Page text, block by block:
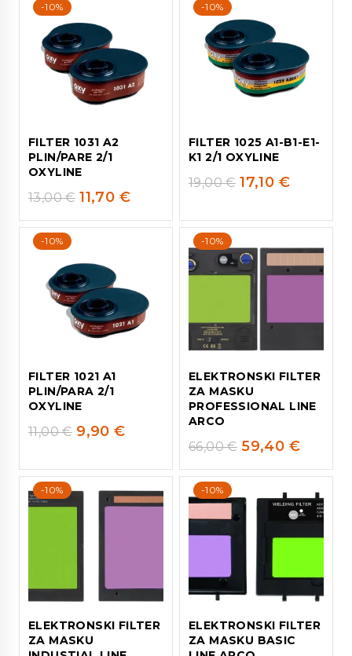
-10%
FILTER 1031 A2
PLIN/PARE 2/1
OXYLINE
13,00€ 11,70 €
-10%
FILTER 1025 A1-B1-E1-
K1 2/1 OXYLINE
19,00€ 17,10 €
-10%
FILTER 1021 A1
PLIN/PARA 2/1
OXYLINE
11,00€ 9,90€
-10%
ELEKTRONSKI FILTER
ZA MASKU
PROFESSIONAL LINE
ARCO
66,00€ 59,40 €
-10%
ELEKTRONSKI FILTER
ZA MASKU
-10%
ELEKTRONSKI FILTER
ZA MASKU BASIC